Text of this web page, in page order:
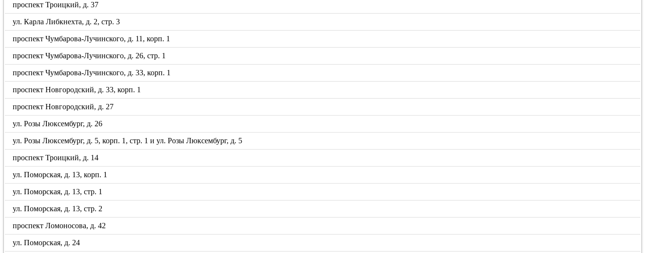
проспект Троицкий, д. 37
ул. Карла Либкнехта, д. 2, стр. 3
проспект Чумбарова-Лучинского, д. 11, корп. 1
проспект Чумбарова-Лучинского, д. 26, стр. 1
проспект Чумбарова-Лучинского, д. 33, корп. 1
проспект Новгородский, д. 33, корп. 1
проспект Новгородский, д. 27
ул. Розы Люксембург, д. 26
ул. Розы Люксембург, д. 5, корп. 1, стр. 1 и ул. Розы Люксембург, д. 5
проспект Троицкий, д. 14
ул. Поморская, д. 13, корп. 1
ул. Поморская, д. 13, стр. 1
ул. Поморская, д. 13, стр. 2
проспект Ломоносова, д. 42
ул. Поморская, д. 24